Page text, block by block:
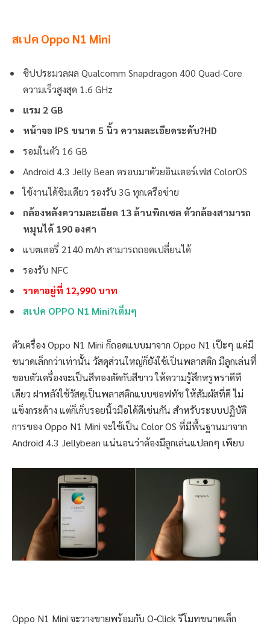
สเปค Oppo N1 Mini
ชิปประมวลผล Qualcomm Snapdragon 400 Quad-Core
ความเร็วสูงสุด 1.6 GHz
แรม 2 GB
หน้าจอ IPS ขนาด 5 นิ้ว ความละเอียดระดับ?HD
รอมในตัว 16 GB
Android 4.3 Jelly Bean ครอบมาดัวยอินเตอร์เฟส ColorOS
ใช้งานได้ซิมเดียว รองรับ 3G ทุกเครือข่าย
กล้องหลังความละเอียด 13 ล้านพิกเซล ตัวกล้องสามารถ
หมุนได้ 190 องศา
แบตเตอรี่ 2140 mAh สามารถถอดเปลี่ยนได้
รองรับ NFC
ราคาอยู่ที่ 12,990 บาท
สเปค OPPO N1 Mini?เต็มๆ
ตัวเครื่อง Oppo N1 Mini ก็ถอดแบบมาจาก Oppo N1 เป๊ะๆ แค่มี
ขนาดเล็กกว่าเท่านั้น วัสดุส่วนใหญ่ก็ยังใช้เป็นพลาสติก มีลูกเล่นที่
ขอบตัวเครื่องจะเป็นสีทองตัดกับสีขาว ให้ความรู้สึกหรูหราดีที
เดียว ฝาหลังใช้วัสดุเป็นพลาสติกแบบซอฟทัช ให้สัมผัสที่ดี ไม่
แข็งกระด้าง แต่ก็เก็บรอยนิ้วมือได้ดีเช่นกัน สำหรับระบบปฏิบัติ
การของ Oppo N1 Mini จะใช้เป็น Color OS ที่มีพื้นฐานมาจาก
Android 4.3 Jellybean แน่นอนว่าต้องมีลูกเล่นแปลกๆ เพียบ
Oppo N1 Mini จะวางขายพร้อมกับ O-Click รีโมทขนาดเล็ก